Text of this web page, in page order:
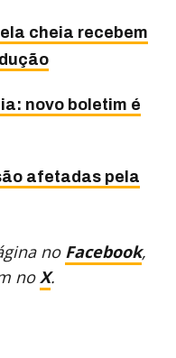
cheia recebem
novo boletim é
afetadas pela
no Facebook,
noX.